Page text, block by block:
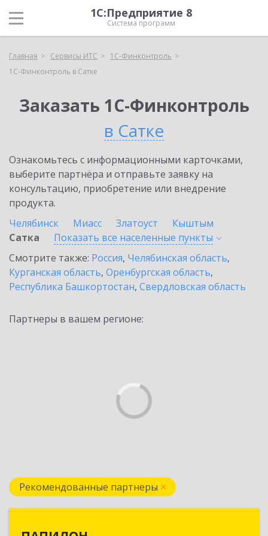
1С:Предприятие 8
Система программ
Главная Сервисы ИТС
1С-Финконтроль
1С-Финконтроль в Сатке
Заказать 1С-Финконтроль
в Сатке
Ознакомьтесь с информационными карточками,
выберите партнёра и отправьте заявку на
консультацию, приобретение или внедрение
продукта.
Челябинск
Миасс Златоуст
Кыштым
Сатка
Показать все населенные пункты
Смотрите также: Россия, Челябинская область,
Курганская область, Оренбургская область,
Республика Башкортостан, Свердловская область
Партнеры в вашем регионе:
Рекомендованные партнеры